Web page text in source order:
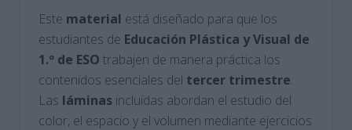
Este material está diseñado para que los
estudiantes de Educación Plástica y Visual de
1.º de ESO trabajen de manera práctica los
contenidos esenciales del tercer trimestre.
Las láminas incluidas abordan el estudio del
color, el espacio y el volumen mediante ejercicios